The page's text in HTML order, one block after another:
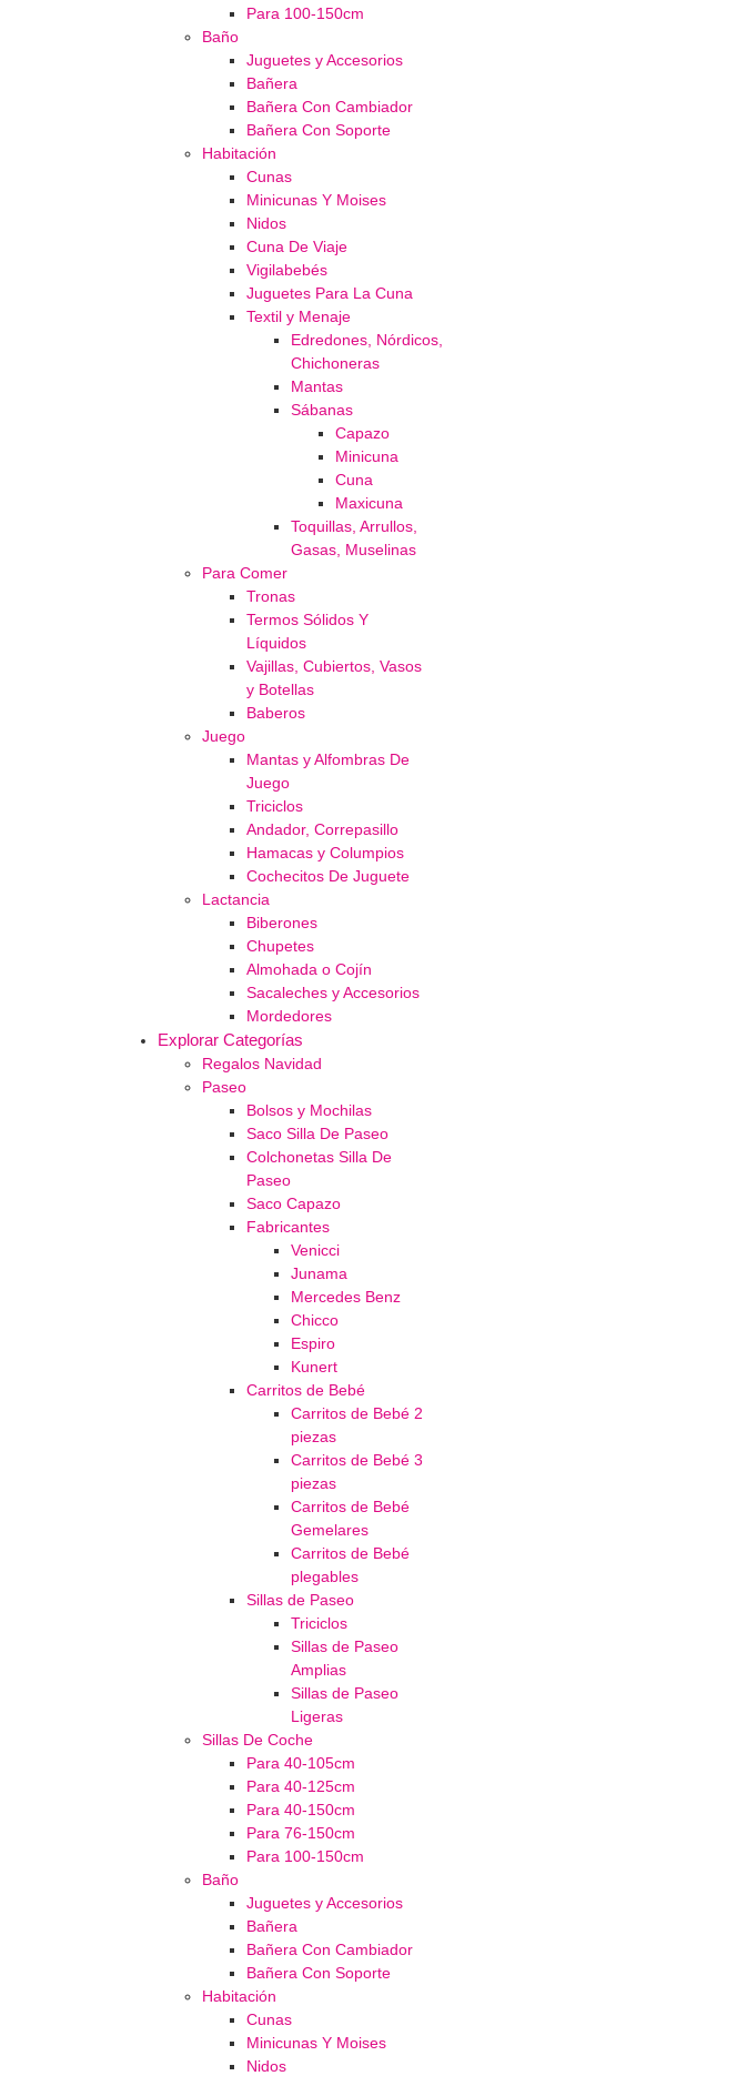
Para 100-150cm
Baño
Juguetes y Accesorios
Bañera
Bañera Con Cambiador
Bañera Con Soporte
Habitación
Cunas
Minicunas Y Moises
Nidos
Cuna De Viaje
Vigilabebés
Juguetes Para La Cuna
Textil y Menaje
Edredones, Nórdicos,
Chichoneras
Mantas
Sábanas
Capazo
Minicuna
Cuna
Maxicuna
Toquillas, Arrullos,
Gasas, Muselinas
Para Comer
Tronas
Termos Sólidos Y
Líquidos
Vajillas, Cubiertos, Vasos
y Botellas
Baberos
Juego
Mantas y Alfombras De
Juego
Triciclos
Andador, Correpasillo
Hamacas y Columpios
Cochecitos De Juguete
Lactancia
Biberones
Chupetes
Almohada o Cojín
Sacaleches y Accesorios
Mordedores
Explorar Categorías
Regalos Navidad
Paseo
Bolsos y Mochilas
Saco Silla De Paseo
Colchonetas Silla De
Paseo
Saco Capazo
Fabricantes
Venicci
Junama
Mercedes Benz
Chicco
Espiro
Kunert
Carritos de Bebé
Carritos de Bebé 2
piezas
Carritos de Bebé 3
piezas
Carritos de Bebé
Gemelares
Carritos de Bebé
plegables
Sillas de Paseo
Triciclos
Sillas de Paseo
Amplias
Sillas de Paseo
Ligeras
Sillas De Coche
Para 40-105cm
Para 40-125cm
Para 40-150cm
Para 76-150cm
Para 100-150cm
Baño
Juguetes y Accesorios
Bañera
Bañera Con Cambiador
Bañera Con Soporte
Habitación
Cunas
Minicunas Y Moises
Nidos